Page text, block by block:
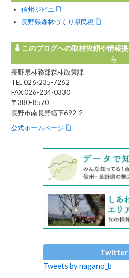
信州ジビエ
長野県森林づくり県民税
このブログへの取材依頼や情報
ら
長野県林務部森林政策課
TEL 026-235-7262
FAX 026-234-0330
〒380-8570
長野市南長野幅下692-2
公式ホームページ
Twitter
Tweets by nagano_b